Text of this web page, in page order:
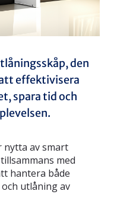
den
effektivisera
spara tid och
nytta av smart
med
hantera både
utlåning av